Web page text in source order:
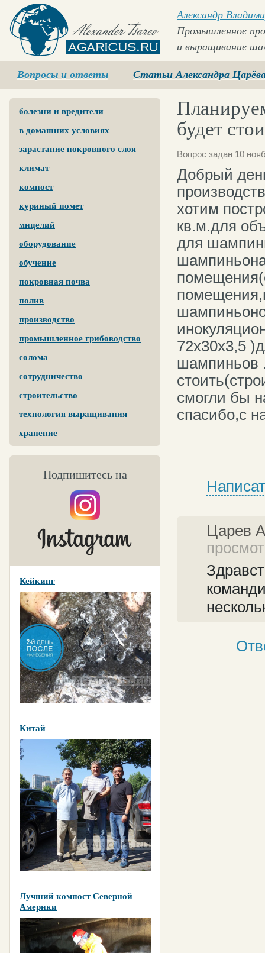
Agaricus.ru
Александр
Промышленное
и выращивание
Вопросы и ответы Статьи Александра
болезни и вредители
в домашних условиях
зарастание покровного слоя
климат
компост
куриный помет
мицелий
оборудование
обучение
покровная почва
полив
производство
промышленное грибоводство
солома
сотрудничество
строительство
технология выращивания
хранение
Подпишитесь на
Кейкинг
Китай
Лучший компост Северной
Америки
будет
Вопрос задан 10
Добрый
хотим
кв.м.для
для
72х30х3,5
шампиньов
смогли бы
спасибо,с
Царев